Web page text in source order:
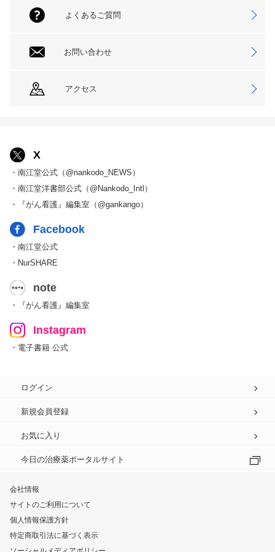
よくあるご質問
お問い合わせ
アクセス
X
・南江堂公式（@nankodo_NEWS）
・南江堂洋書部公式（@Nankodo_Intl）
・『がん看護』編集室（@gankango）
Facebook
・南江堂公式
・NurSHARE
note
・『がん看護』編集室
Instagram
・電子書籍 公式
ログイン
新規会員登録
お気に入り
今日の治療薬ポータルサイト
会社情報
サイトのご利用について
個人情報保護方針
特定商取引法に基づく表示